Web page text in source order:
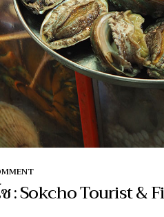
ช : Sokcho Tourist &